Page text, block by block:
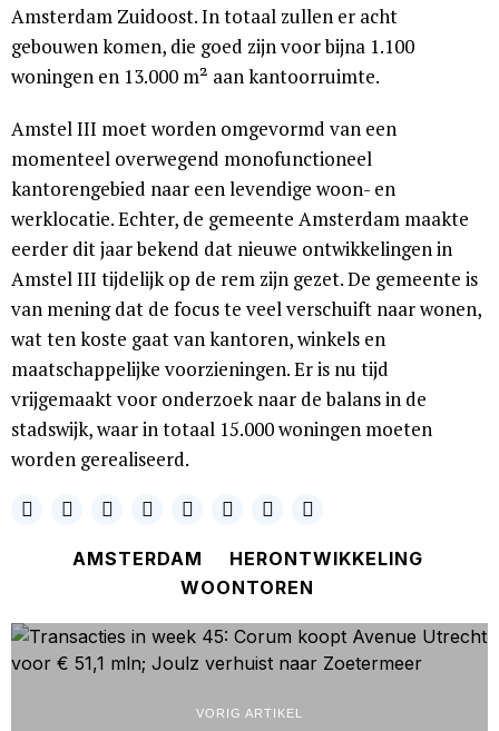
Amsterdam Zuidoost. In totaal zullen er acht
gebouwen komen, die goed zijn voor bijna 1.100
woningen en 13.000 m² aan kantoorruimte.
Amstel III moet worden omgevormd van een
momenteel overwegend monofunctioneel
kantorengebied naar een levendige woon- en
werklocatie. Echter, de gemeente Amsterdam maakte
eerder dit jaar bekend dat nieuwe ontwikkelingen in
Amstel III tijdelijk op de rem zijn gezet. De gemeente is
van mening dat de focus te veel verschuift naar wonen,
wat ten koste gaat van kantoren, winkels en
maatschappelijke voorzieningen. Er is nu tijd
vrijgemaakt voor onderzoek naar de balans in de
stadswijk, waar in totaal 15.000 woningen moeten
worden gerealiseerd.
AMSTERDAM
HERONTWIKKELING
WOONTOREN
VORIG ARTIKEL